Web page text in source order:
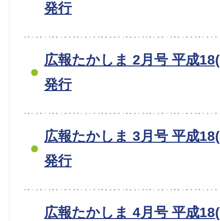
発行
広報たかしま 2月号 平成
発行
広報たかしま 3月号 平成
発行
広報たかしま 4月号 平成